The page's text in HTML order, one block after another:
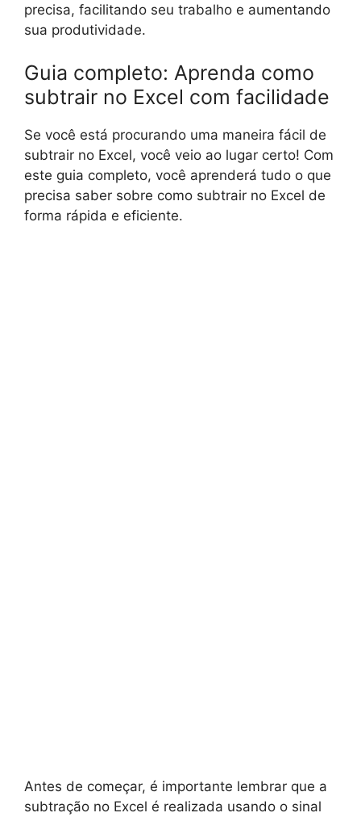
precisa, facilitando seu trabalho e aumentando
sua produtividade.
Guia completo: Aprenda como
subtrair no Excel com facilidade
Se você está procurando uma maneira fácil de
subtrair no Excel, você veio ao lugar certo! Com
este guia completo, você aprenderá tudo o que
precisa saber sobre como subtrair no Excel de
forma rápida e eficiente.
Antes de começar, é importante lembrar que a
subtração no Excel é realizada usando o sinal